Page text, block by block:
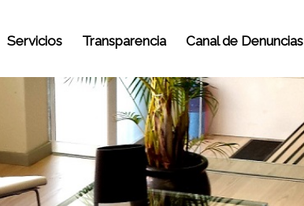
Servicios Transparencia Canal de Denuncias